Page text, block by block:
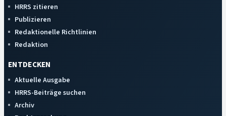
HRRS zitieren
Publizieren
Redaktionelle Richtlinien
Redaktion
ENTDECKEN
Aktuelle Ausgabe
HRRS-Beiträge suchen
Archiv